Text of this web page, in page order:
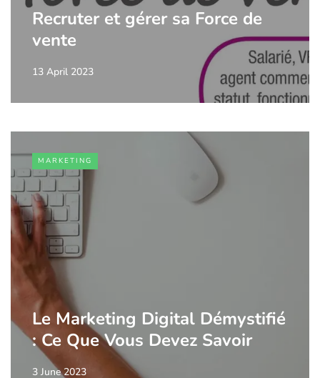
Recruter et gérer sa Force de
vente
13 April 2023
MARKETING
Le Marketing Digital Démystifié
: Ce Que Vous Devez Savoir
3 June 2023